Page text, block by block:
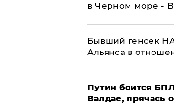
в Черном море -
Бывший генсек
Альянса в
Путин боится
Валдае, прячась